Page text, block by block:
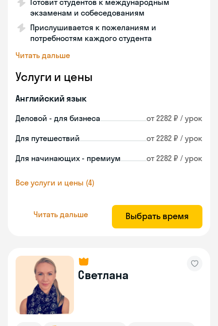
Готовит студентов к международным
экзаменам и собеседованиям
Прислушивается к пожеланиям и
потребностям каждого студента
Читать дальше
Услуги и цены
Английский язык
Деловой - для бизнеса от 2282 ₽ / урок
Для путешествий от 2282 ₽ / урок
Для начинающих - премиум от 2282 ₽ / урок
Все услуги и цены (4)
Читать дальше Выбрать время
Светлана